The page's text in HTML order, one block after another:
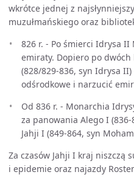
wkrótce jednej z
muzułmańskiego oraz
826 r. - Po śmierci Idrysa
emiraty. Dopiero po
(828/829-836, syn Idrysa
odśrodkowe i narzucić
Od 836 r. - Monarchia
za panowania Alego I
Jahji I (849-864, syn
Za czasów Jahji I kraj niszczą
i epidemie oraz najazdy